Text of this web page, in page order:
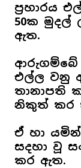
ප්‍රහාරය
50ක මුදල්
ඇත.
ආරුගම්බේ
එල්ල වනු
තානාපති
නිකුත් කර
ඒ හා
සදහා වූ
කර ඇත.